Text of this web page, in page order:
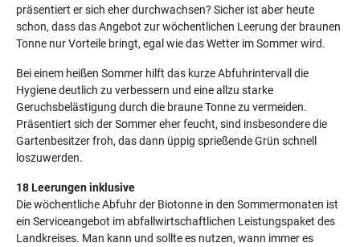
präsentiert er sich eher durchwachsen? Sicher ist aber heute
schon, dass das Angebot zur wöchentlichen Leerung der braunen
Tonne nur Vorteile bringt, egal wie das Wetter im Sommer wird.
Bei einem heißen Sommer hilft das kurze Abfuhrintervall die
Hygiene deutlich zu verbessern und eine allzu starke
Geruchsbelästigung durch die braune Tonne zu vermeiden.
Präsentiert sich der Sommer eher feucht, sind insbesondere die
Gartenbesitzer froh, das dann üppig sprießende Grün schnell
loszuwerden.
18 Leerungen inklusive
Die wöchentliche Abfuhr der Biotonne in den Sommermonaten ist
ein Serviceangebot im abfallwirtschaftlichen Leistungspaket des
Landkreises. Man kann und sollte es nutzen, wann immer es